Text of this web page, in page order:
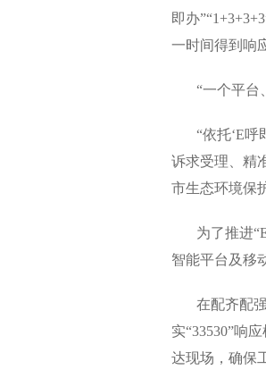
即办
一时间得到响
“一个平台
“依托‘E呼
诉求受理、精
市生态环境保
为了推进“E
智能平台及移
在配齐配强
实“33530”响
达现场，确保